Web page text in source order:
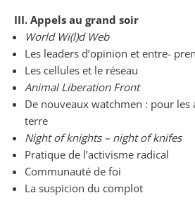
III. Appels au grand soir
World Wi(l)d Web
Les leaders d’opinion et entre-
Les cellules et le réseau
Animal Liberation Front
De nouveaux watchmen : pour
terre
Night of knights – night of knifes
Pratique de l’activisme radical
Communauté de foi
La suspicion du complot